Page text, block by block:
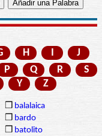
H I
J
P Q R
S
Y Z
❒ balalaica
❒ bardo
❒ batolito